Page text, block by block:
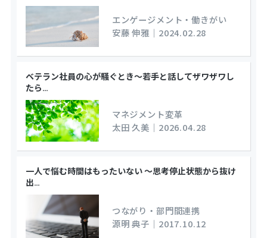
エンゲージメント・働きがい
安藤 伸雅 ｜ 2024.02.28
ベテラン社員の心が騒ぐとき～若手と話してザワザワし
たら…
マネジメント変革
太田 久美 ｜ 2026.04.28
一人で悩む時間はもったいない ～思考停止状態から抜け
出…
つながり・部門間連携
源明 典子 ｜ 2017.10.12